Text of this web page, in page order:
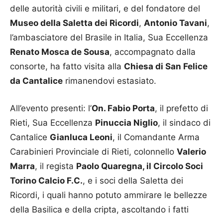
delle autorità civili e militari, e del fondatore del
Museo della Saletta dei Ricordi, Antonio Tavani,
l’ambasciatore del Brasile in Italia, Sua Eccellenza
Renato Mosca de Sousa, accompagnato dalla
consorte, ha fatto visita alla Chiesa di San Felice
da Cantalice rimanendovi estasiato.
All’evento presenti: l’On. Fabio Porta, il prefetto di
Rieti, Sua Eccellenza Pinuccia Niglio, il sindaco di
Cantalice Gianluca Leoni, il Comandante Arma
Carabinieri Provinciale di Rieti, colonnello Valerio
Marra, il regista Paolo Quaregna, il Circolo Soci
Torino Calcio F.C., e i soci della Saletta dei
Ricordi, i quali hanno potuto ammirare le bellezze
della Basilica e della cripta, ascoltando i fatti